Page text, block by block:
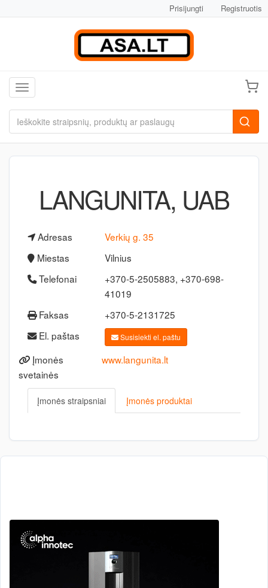
Prisijungti Registruotis
Toggle navigation
LANGUNITA, UAB
Adresas
Verkių g. 35
Miestas
Vilnius
Telefonai
+370-5-2505883, +370-698-
41019
Faksas
+370-5-2131725
El. paštas
Susisiekti el. paštu
Įmonės
svetainės
www.langunita.lt
Įmonės straipsniai Įmonės produktai